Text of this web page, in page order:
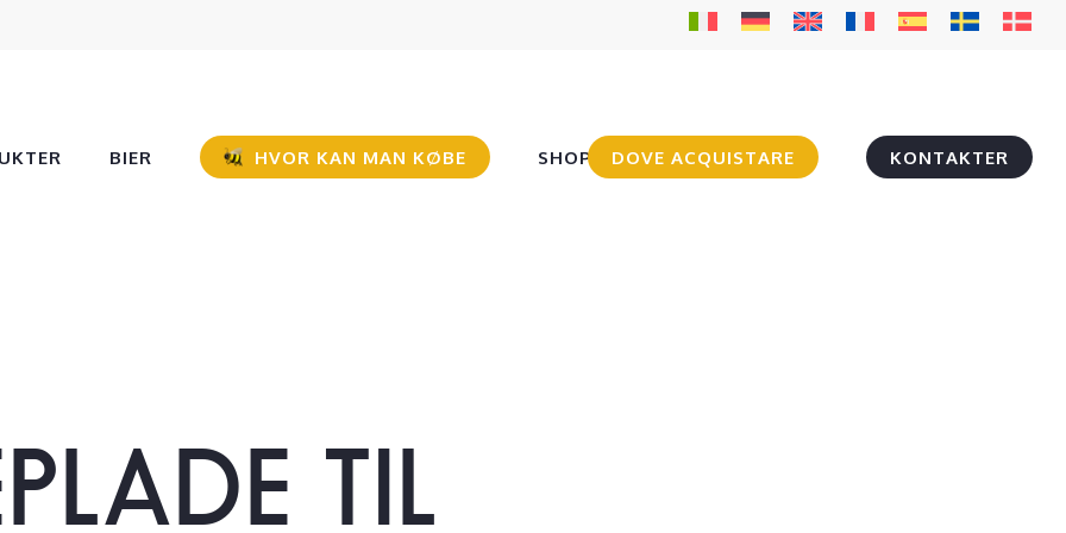
BIER HVOR KAN MAN KØBE SHOP DOVE ACQUISTARE KONTAKTER
TIL